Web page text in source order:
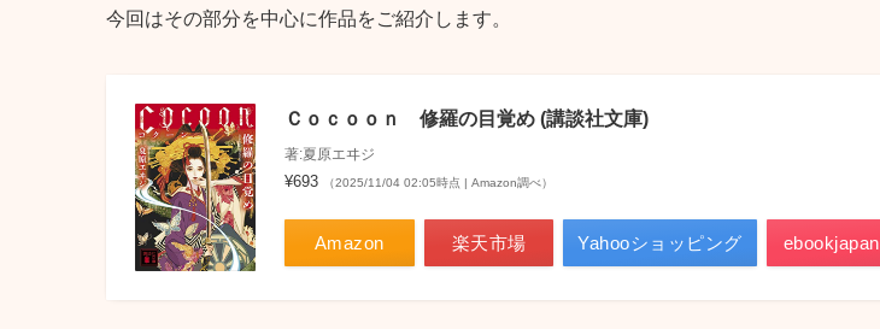
今回はその部分を中心に作品をご紹介します。
Ｃｏｃｏｏｎ 修羅の目覚め (講談社文庫)
著:夏原エヰジ
¥693 （2025/11/04 02:05時点 | Amazon調べ）
Amazon 楽天市場 Yahooショッピング ebookjapan